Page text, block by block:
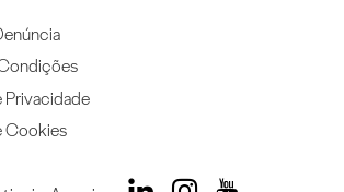
Privacidade
Cookies